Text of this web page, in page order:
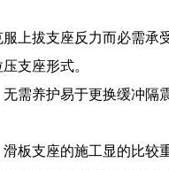
上拔支座反力而必需承
支座形式。
需养护易于更换缓冲隔
板支座的施工显的比较